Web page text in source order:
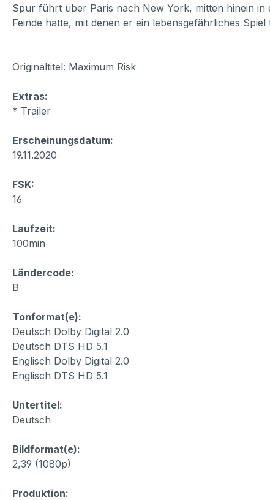
Spur führt über Paris nach New York, mitten hinein
Feinde hatte, mit denen er ein lebensgefährliches
Originaltitel: Maximum Risk
Extras:
* Trailer
Erscheinungsdatum:
19.11.2020
FSK:
16
Laufzeit:
100min
Ländercode:
B
Tonformat(e):
Deutsch Dolby Digital 2.0
Deutsch DTS HD 5.1
Englisch Dolby Digital 2.0
Englisch DTS HD 5.1
Untertitel:
Deutsch
Bildformat(e):
2,39 (1080p)
Produktion: